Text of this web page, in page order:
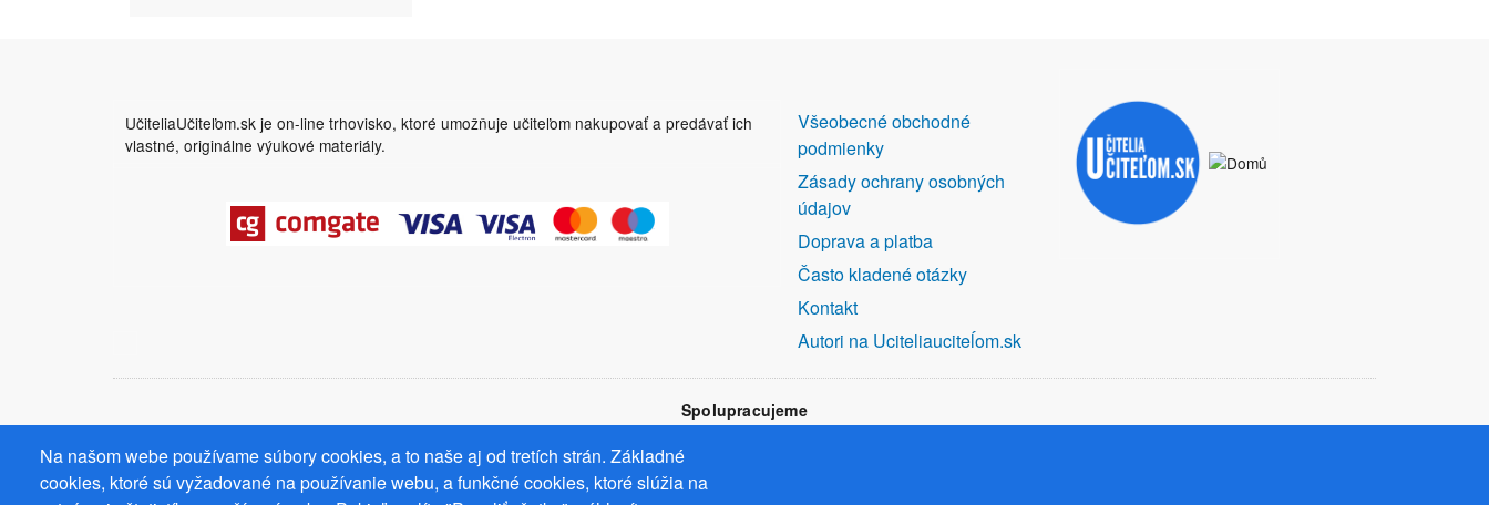
UčiteliaUčiteľom.sk je on-line trhovisko, ktoré umožňuje učiteľom nakupovať a predávať ich
vlastné, originálne výukové materiály.
Na našom webe používame súbory cookies, a to naše aj od tretích strán. Základné
cookies, ktoré sú vyžadované na používanie webu, a funkčné cookies, ktoré slúžia na
DALŠÍ
ODKAZY
Všeobecné obchodné
podmienky
Zásady ochrany osobných
údajov
Doprava a platba
Často kladené otázky
Kontakt
Autori na Uciteliauciteĺom.sk
Spolupracujeme